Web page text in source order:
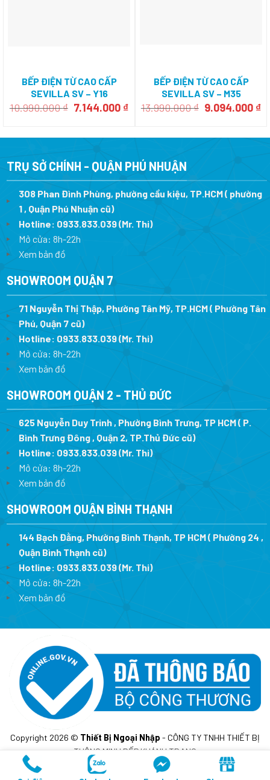
BẾP ĐIỆN TỪ CAO CẤP
SEVILLA SV – Y16
10.990.000₫ Giá
10.990.000 ₫.
7.144.000 ₫Giá
là:
BẾP ĐIỆN TỪ CAO CẤP
SEVILLA SV – M35
13.990.000₫ Giá
13.990.000 ₫.
9.094.000 ₫
TRỤ SỞ CHÍNH - QUẬN PHÚ NHUẬN
308 Phan Đình Phùng, phường cầu kiệu, TP.HCM ( phường
1 , Quận Phú Nhuận cũ)
Hotline: 0933.833.039(Mr. Thi)
Mở cửa: 8h-22h
Xem bản đồ
SHOWROOM QUẬN 7
71 Nguyễn Thị Thập, Phường Tân Mỹ, TP.HCM ( Phường Tân
Phú, Quận 7 cũ)
Hotline: 0933.833.039(Mr. Thi)
Mở cửa: 8h-22h
Xem bản đồ
SHOWROOM QUẬN 2 - THỦ ĐỨC
625 Nguyễn Duy Trinh , Phường Bình Trưng, TP HCM ( P.
Bình Trưng Đông , Quận 2, TP.Thủ Đức cũ)
Hotline: 0933.833.039(Mr. Thi)
Mở cửa: 8h-22h
Xem bản đồ
SHOWROOM QUẬN BÌNH THẠNH
144 Bạch Đằng, Phường Bình Thạnh, TP HCM ( Phường 24 ,
Quận Bình Thạnh cũ)
Hotline: 0933.833.039(Mr. Thi)
Mở cửa: 8h-22h
Xem bản đồ
Copyright 2026 © Thiết Bị Ngoại Nhập - CÔNG TY TNHH THIẾT BỊ
THÔNG MINH BẾP KHÁNH TRANG
MST: 0317675241- Cấp lần đầu ngày 10/02/2023 tại sở KH&DT